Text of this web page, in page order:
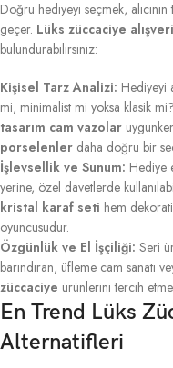
Doğru hediyeyi seçmek,
geçer. Lüks züccaciye
bulundurabilirsiniz:
Kişisel Tarz Analizi: Hediyeyi
mi, minimalist mi yoksa klasik
tasarım cam vazolar
porselenler daha doğru bir
İşlevsellik ve Sunum: Hediye
yerine, özel davetlerde
kristal karaf seti hem
oyuncusudur.
Özgünlük ve El İşçiliği: Seri
barındıran, üfleme cam sanatı
züccaciye ürünlerini tercih
En Trend Lüks
Alternatifleri